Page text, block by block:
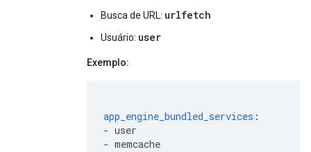
Busca de URL: urlfetch
Usuário: user
Exemplo:
app_engine_bundled_services :
- user
- memcache